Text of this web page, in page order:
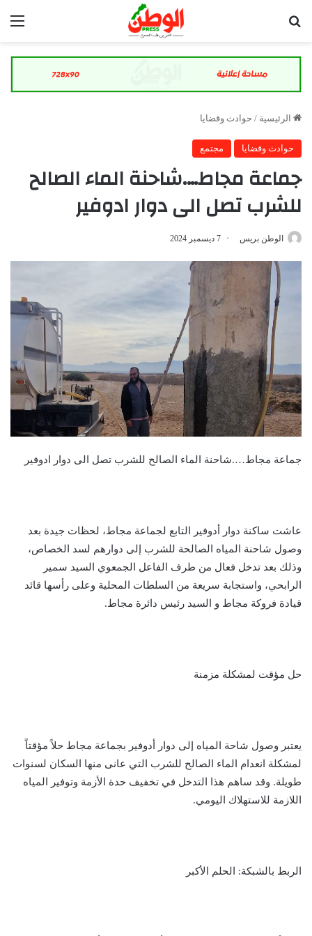
الرئيسية / حوادث وقضايا
حوادث وقضايا مجتمع
جماعة مجاط….شاحنة الماء الصالح
للشرب تصل الى دوار ادوفير
الوطن بريس 7 ديسمبر 2024
جماعة مجاط….شاحنة الماء الصالح للشرب تصل الى دوار ادوفير
عاشت ساكنة دوار أدوفير التابع لجماعة مجاط، لحظات جيدة بعد
وصول شاحنة المياه الصالحة للشرب إلى دوارهم لسد الخصاص،
وذلك بعد تدخل فعال من طرف الفاعل الجمعوي السيد سمير
الرابحي، واستجابة سريعة من السلطات المحلية وعلى رأسها قائد
قيادة فروكة مجاط و السيد رئيس دائرة مجاط.
حل مؤقت لمشكلة مزمنة
يعتبر وصول شاحة المياه إلى دوار أدوفير بجماعة مجاط حلاً مؤقتاً
لمشكلة انعدام الماء الصالح للشرب التي عانى منها السكان لسنوات
طويلة. وقد ساهم هذا التدخل في تخفيف حدة الأزمة وتوفير المياه
اللازمة للاستهلاك اليومي.
الربط بالشبكة: الحلم الأكبر